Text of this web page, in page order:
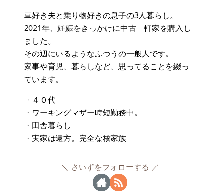
車好き夫と乗り物好きの息子の3人暮らし。
2021年、妊娠をきっかけに中古一軒家を購入し
ました。
その辺にいるようなふつうの一般人です。
家事や育児、暮らしなど、思ってることを綴っ
ています。
・４０代
・ワーキングマザー時短勤務中。
・田舎暮らし
・実家は遠方。完全な核家族
さいずをフォローする